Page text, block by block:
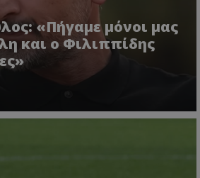
«Πήγαμε μόνοι μας
και ο Φιλιππίδης